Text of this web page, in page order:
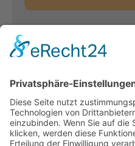
Häufig gestellte
Kann man den Pflichtteil
Wie lange dauert die